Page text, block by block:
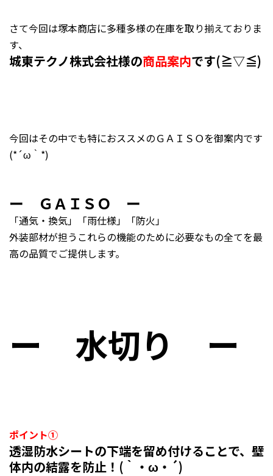
さて今回は塚本商店に多種多様の在庫を取り揃えておりま
す、
城東テクノ株式会社様の商品案内です(≧▽≦)
今回はその中でも特におススメのＧＡＩＳＯを御案内です
(*´ω｀*)
ー ＧＡＩＳＯ ー
「通気・換気」「雨仕様」「防火」
外装部材が担うこれらの機能のために必要なもの全てを最
高の品質でご提供します。
ー 水切り ー
ポイント①
透湿防水シートの下端を留め付けることで、壁
体内の結露を防止！(｀・ω・´)